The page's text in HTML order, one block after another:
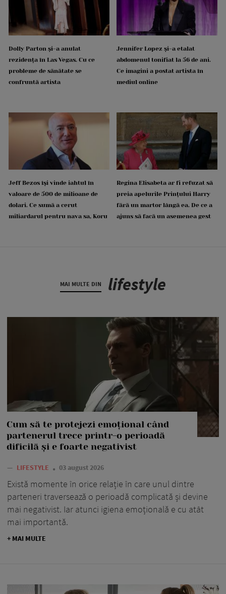
Dolly Parton și-a anulat
rezidența în Las Vegas. Cu ce
probleme de sănătate se
confruntă artista
Jennifer Lopez și-a etalat
abdomenul tonifiat la 56 de ani.
Ce imagini a postat artista în
mediul online
Jeff Bezos își vinde iahtul în
valoare de 500 de milioane de
dolari. Ce sumă a cerut
miliardarul pentru nava sa, Koru
Regina Elisabeta ar fi refuzat să
preia apelurile Prințului Harry
fără un martor lângă ea. De ce a
ajuns să facă un asemenea gest
MAI MULTE DIN lifestyle
Cum să te protejezi emoțional când
partenerul trece printr-o perioadă
dificilă și e foarte negativist
— LIFESTYLE 03 august 2026
Există momente în orice relație în care unul dintre
parteneri traversează o perioadă complicată și devine
mai negativist. Iar atunci igiena emoțională e cu atât
mai importantă.
+ MAI MULTE